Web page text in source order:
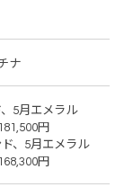
ナ
5月エメラル
円
、5月エメラル
円